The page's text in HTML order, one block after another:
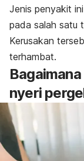
Jenis penyakit
pada salah satu
Kerusakan
terhambat.
nyeri